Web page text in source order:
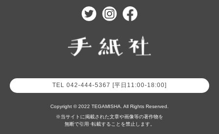
TEL 042-444-5367 [平日11:00-18:00]
Copyright © 2022 TEGAMISHA. All Rights Reserved.
※当サイトに掲載された文章や画像等の著作物を
無断で引用･転載することを禁止します。